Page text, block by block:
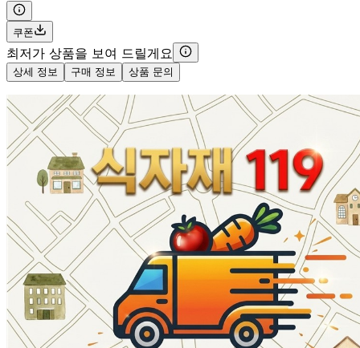
쿠폰
최저가 상품을 보여 드릴게요
상세 정보 구매 정보 상품 문의